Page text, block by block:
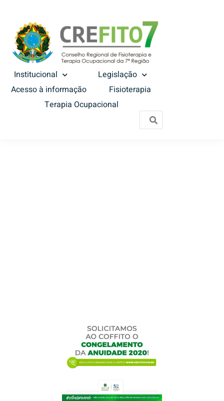
Institucional
Legislação
Acesso à informação
Fisioterapia
Terapia Ocupacional